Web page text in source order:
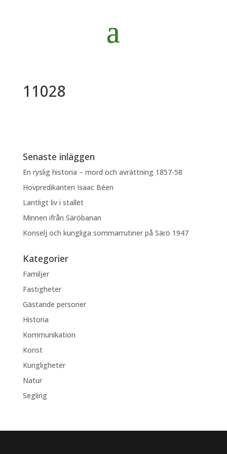
11028
Senaste inläggen
En ryslig historia – mord och avrättning 1857-58
Hovpredikanten Isaac Béen
Lantligt liv i stallet
Minnen ifrån Säröbanan
Konselj och kungliga sommarrutiner på Särö 1947
Kategorier
Familjer
Fastigheter
Gästande personer
Historia
Kommunikation
Konst
Kungligheter
Natur
Segling